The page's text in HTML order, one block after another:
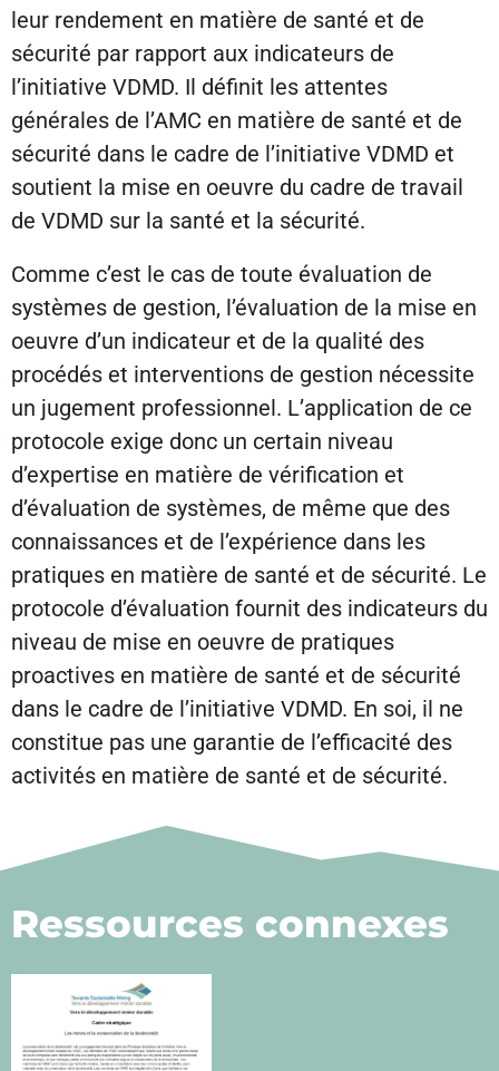
leur rendement en matière de santé et de
sécurité par rapport aux indicateurs de
l’initiative VDMD. Il définit les attentes
générales de l’AMC en matière de santé et de
sécurité dans le cadre de l’initiative VDMD et
soutient la mise en oeuvre du cadre de travail
de VDMD sur la santé et la sécurité.
Comme c’est le cas de toute évaluation de
systèmes de gestion, l’évaluation de la mise en
oeuvre d’un indicateur et de la qualité des
procédés et interventions de gestion nécessite
un jugement professionnel. L’application de ce
protocole exige donc un certain niveau
d’expertise en matière de vérification et
d’évaluation de systèmes, de même que des
connaissances et de l’expérience dans les
pratiques en matière de santé et de sécurité. Le
protocole d’évaluation fournit des indicateurs du
niveau de mise en oeuvre de pratiques
proactives en matière de santé et de sécurité
dans le cadre de l’initiative VDMD. En soi, il ne
constitue pas une garantie de l’efficacité des
activités en matière de santé et de sécurité.
Ressources connexes